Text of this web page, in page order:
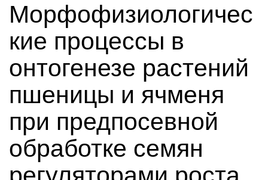
Морфофизиологичес
кие процессы в
онтогенезе растений
пшеницы и ячменя
при предпосевной
обработке семян